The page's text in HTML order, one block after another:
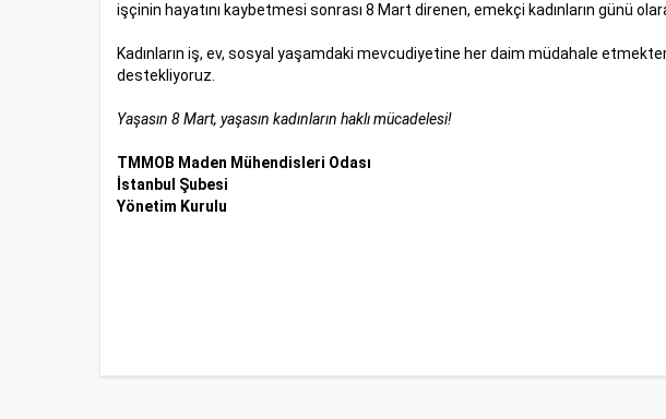
işçinin hayatını kaybetmesi sonrası 8 Mart direnen, emekçi kadınların günü
Kadınların iş, ev, sosyal yaşamdaki mevcudiyetine her daim müdahale
destekliyoruz.
Yaşasın 8 Mart, yaşasın kadınların haklı mücadelesi!
TMMOB Maden Mühendisleri Odası
İstanbul Şubesi
Yönetim Kurulu